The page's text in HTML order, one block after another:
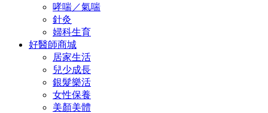
哮喘／氣喘
針灸
婦科生育
好醫師商城
居家生活
兒少成長
銀髮樂活
女性保養
美顏美體